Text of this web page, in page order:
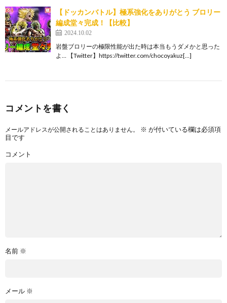
【ドッカンバトル】極系強化をありがとう ブロリー
編成堂々完成！【比較】
2024.10.02
岩盤ブロリーの極限性能が出た時は本当もうダメかと思った
よ… 【Twitter】https://twitter.com/chocoyakuz[…]
コメントを書く
メールアドレスが公開されることはありません。 ※ が付いている欄は必須項
目です
コメント
名前 ※
メール ※